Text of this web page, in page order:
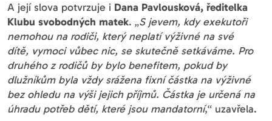
A její slova potvrzuje i Dana Pavlousková, ředitelka
Klubu svobodných matek. „S jevem, kdy exekutoři
nemohou na rodiči, který neplatí výživné na své
dítě, vymoci vůbec nic, se skutečně setkáváme. Pro
druhého z rodičů by bylo benefitem, pokud by
dlužníkům byla vždy srážena fixní částka na výživné
bez ohledu na výši jejich příjmů. Částka je určená na
úhradu potřeb dětí, které jsou mandatorní,“ uzavřela.